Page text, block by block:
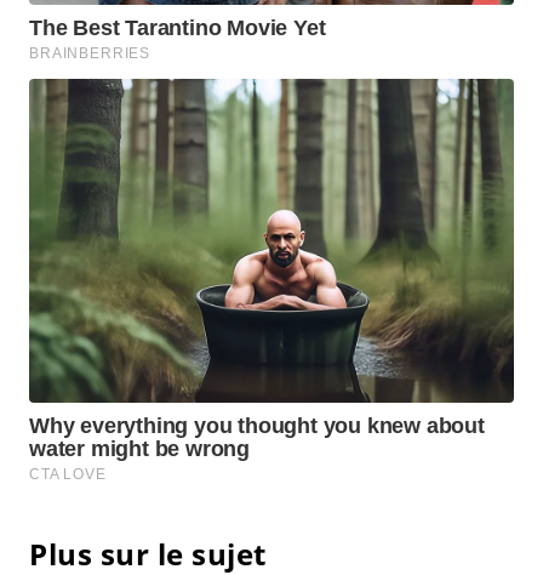
Plus sur le sujet